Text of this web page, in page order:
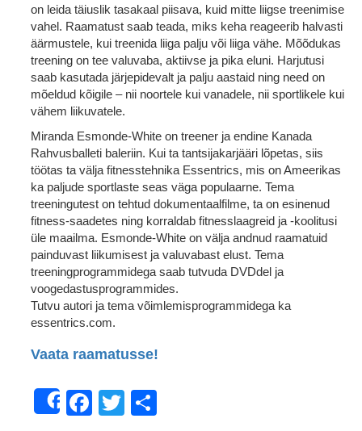
on leida täiuslik tasakaal piisava, kuid mitte liigse treenimise
vahel. Raamatust saab teada, miks keha reageerib halvasti
äärmustele, kui treenida liiga palju või liiga vähe. Mõõdukas
treening on tee valuvaba, aktiivse ja pika eluni. Harjutusi
saab kasutada järjepidevalt ja palju aastaid ning need on
mõeldud kõigile – nii noortele kui vanadele, nii sportlikele kui
vähem liikuvatele.
Miranda Esmonde-White on treener ja endine Kanada
Rahvusballeti baleriin. Kui ta tantsijakarjääri lõpetas, siis
töötas ta välja fitnesstehnika Essentrics, mis on Ameerikas
ka paljude sportlaste seas väga populaarne. Tema
treeningutest on tehtud dokumentaalfilme, ta on esinenud
fitness-saadetes ning korraldab fitnesslaagreid ja -koolitusi
üle maailma. Esmonde-White on välja andnud raamatuid
painduvast liikumisest ja valuvabast elust. Tema
treeningprogrammidega saab tutvuda DVDdel ja
voogedastusprogrammides.
Tutvu autori ja tema võimlemisprogrammidega ka
essentrics.com.
Vaata raamatusse!
ShareFacebook
Twitter